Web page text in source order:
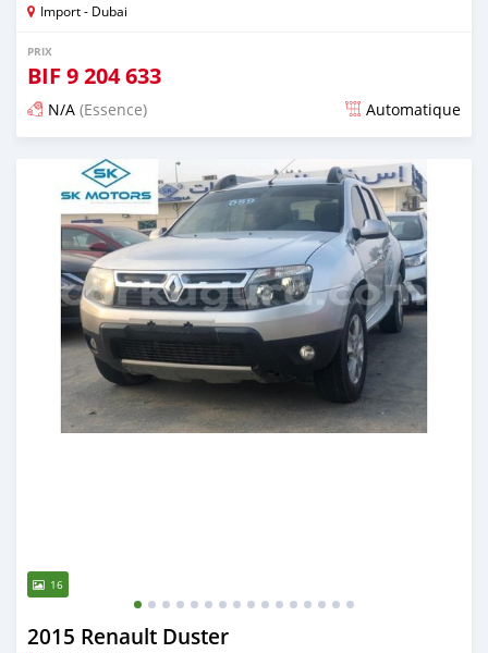
Import - Dubai
PRIX
BIF 9 204 633
N/A (Essence) Automatique
Publié il y a presque 6 ans
16
2015 Renault Duster